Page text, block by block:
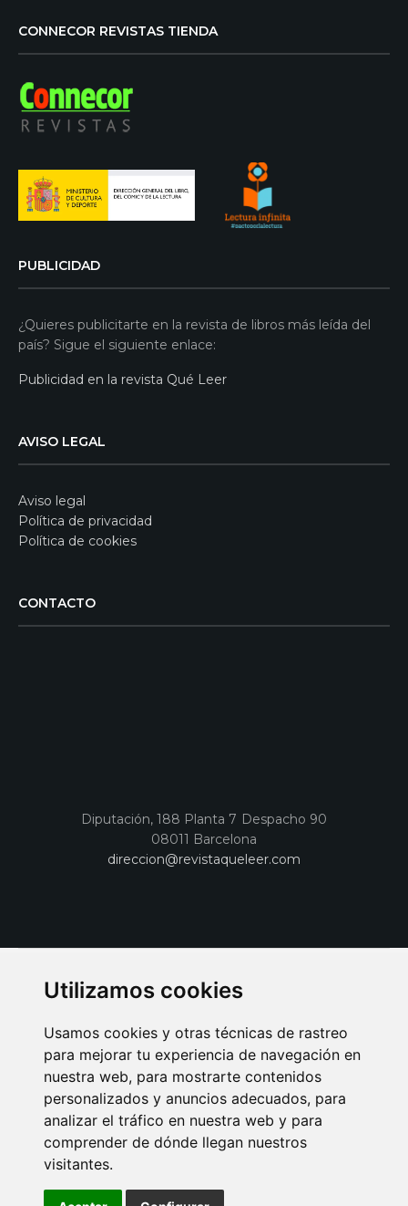
Utilizamos cookies
Usamos cookies y otras técnicas de rastreo
para mejorar tu experiencia de navegación en
nuestra web, para mostrarte contenidos
personalizados y anuncios adecuados, para
analizar el tráfico en nuestra web y para
comprender de dónde llegan nuestros
visitantes.
CONNECOR REVISTAS TIENDA
PUBLICIDAD
¿Quieres publicitarte en la revista de libros más leída del
país? Sigue el siguiente enlace:
Publicidad en la revista Qué Leer
AVISO LEGAL
Aviso legal
Política de privacidad
Política de cookies
CONTACTO
Diputación, 188 Planta 7 Despacho 90
08011 Barcelona
direccion@revistaqueleer.com
AVISO LEGAL POLITICA DE COOKIES
POLITICA DE PRIVACIDAD
PUBLICIDAD EN LA REVISTA QUÉ LEER
SORTEO-PREESTRENOS
SUSCRIPCIONES
Connecor Revistas